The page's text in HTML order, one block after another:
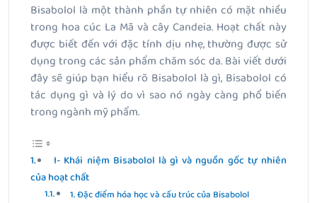
Bisabolol là một thành phần tự nhiên có mặt nhiều
trong hoa cúc La Mã và cây Candeia. Hoạt chất này
được biết đến với đặc tính dịu nhẹ, thường được sử
dụng trong các sản phẩm chăm sóc da. Bài viết dưới
đây sẽ giúp bạn hiểu rõ Bisabolol là gì, Bisabolol có
tác dụng gì và lý do vì sao nó ngày càng phổ biến
trong ngành mỹ phẩm.
I- Khái niệm Bisabolol là gì và nguồn gốc tự nhiên
của hoạt chất
1. Đặc điểm hóa học và cấu trúc của Bisabolol